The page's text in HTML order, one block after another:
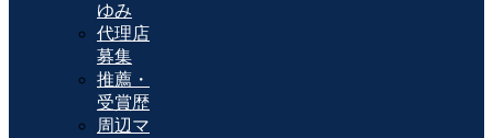
ゆみ
代理店
募集
推薦・
受賞歴
周辺マ